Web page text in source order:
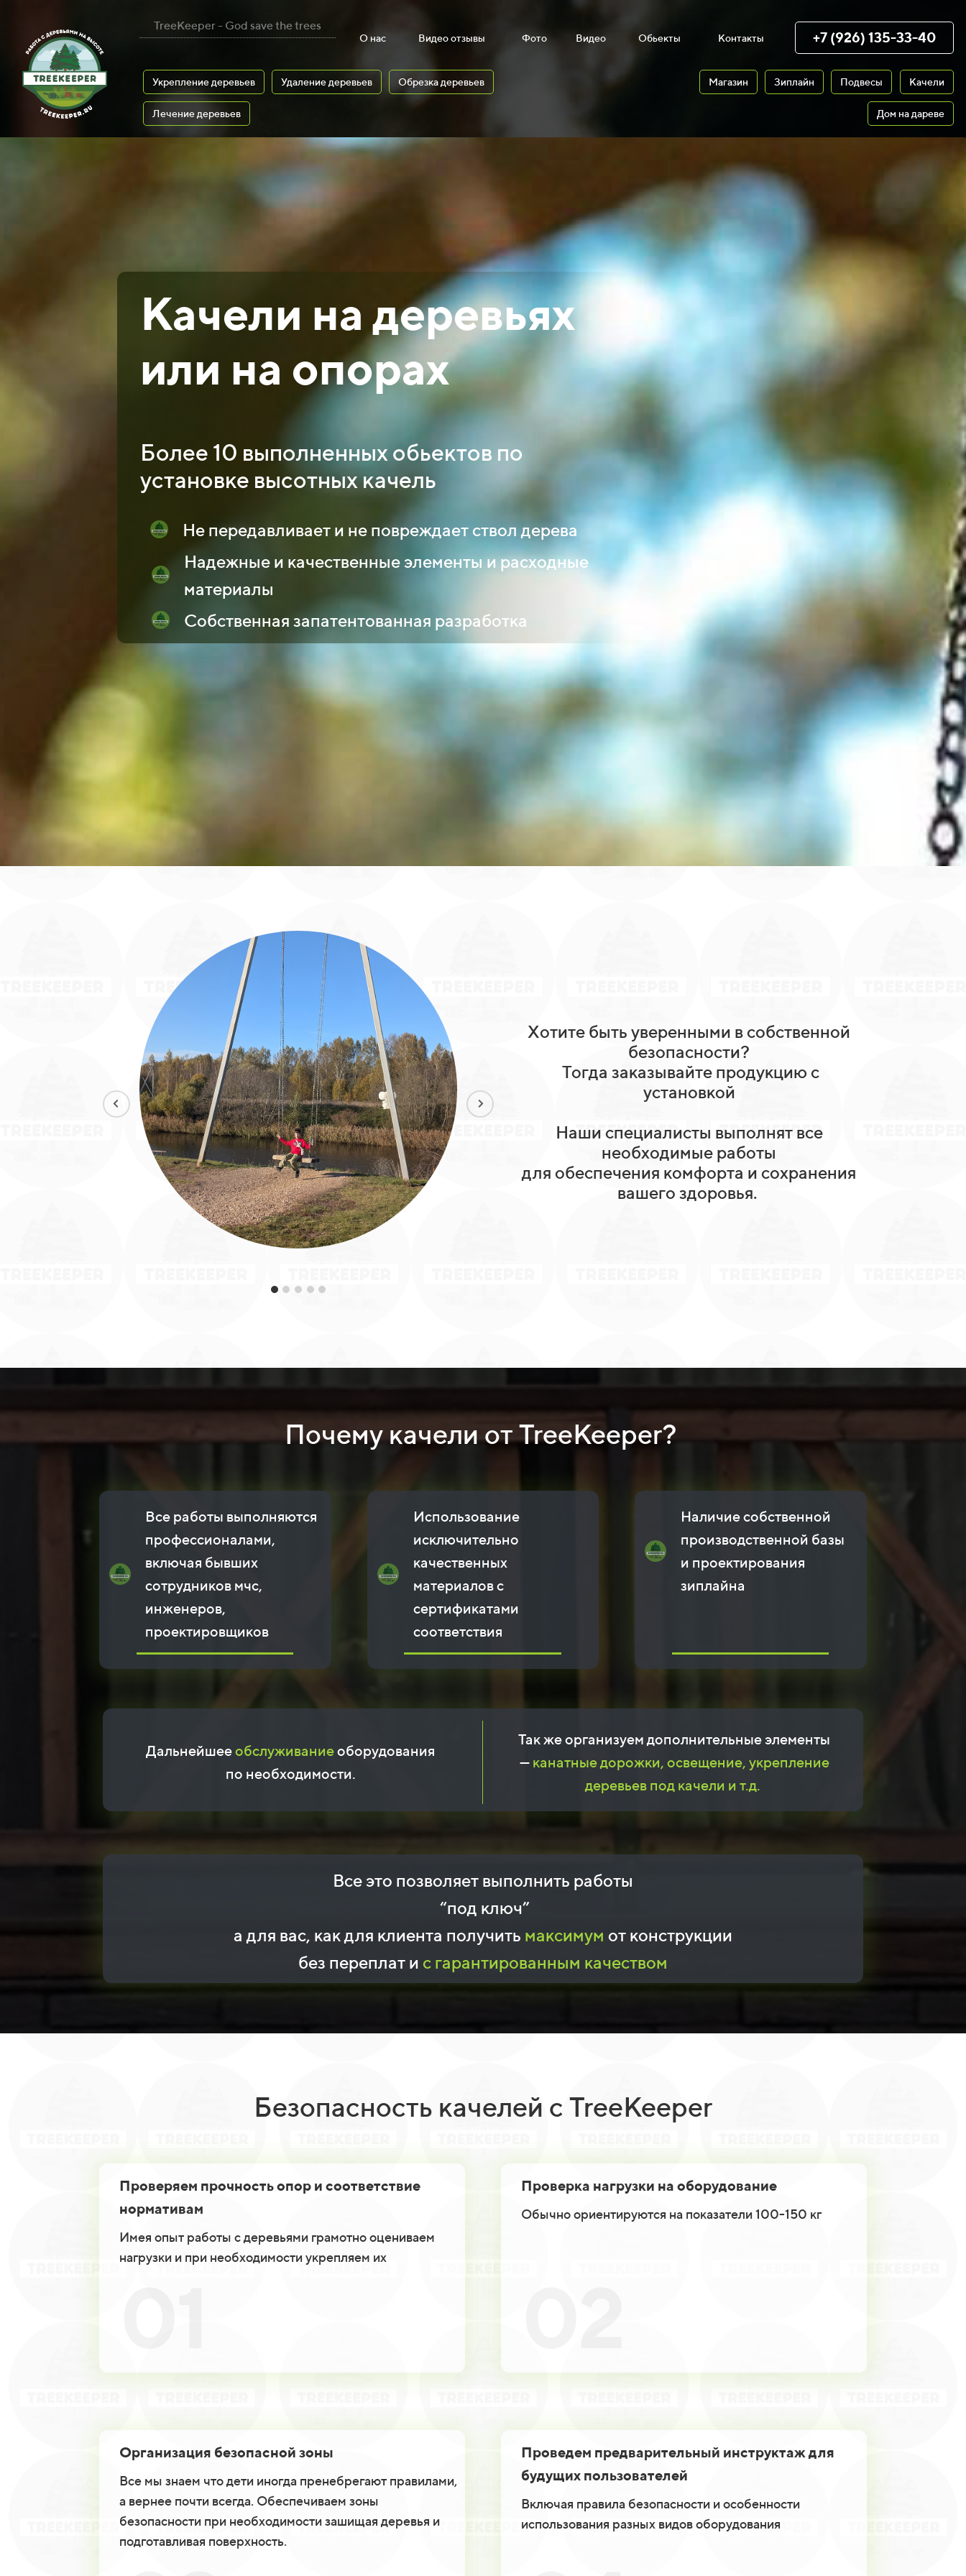
TreeKeeper - God save the trees
О нас Видео отзывы Фото Видео Обьекты Контакты +7 (926) 135-33-40
Укрепление деревьев Удаление деревьев Обрезка деревьев
Лечение деревьев
Магазин Зиплайн Подвесы Качели
Дом на дареве
Качели на деревьях
или на опорах
Более 10 выполненных обьектов по
установке высотных качель
Не передавливает и не повреждает ствол дерева
Надежные и качественные элементы и расходные
материалы
Собственная запатентованная разработка
Хотите быть уверенными в собственной
безопасности?
Тогда заказывайте продукцию с
установкой
Наши специалисты выполнят все
необходимые работы
для обеспечения комфорта и сохранения
вашего здоровья.
Почему качели от TreeKeeper?
Все работы выполняются
профессионалами,
включая бывших
сотрудников мчс,
инженеров,
проектировщиков
Использование
исключительно
качественных
материалов с
сертификатами
соответствия
Наличие собственной
производственной базы
и проектирования
зиплайна
Дальнейшееобслуживаниеоборудования
по необходимости.
Так же организуем дополнительные элементы
—канатные дорожки, освещение, укрепление
деревьев под качели и т.д.
Все это позволяет выполнить работы
“под ключ”
а для вас, как для клиента получить максимум от конструкции
без переплат и с гарантированным качеством
Безопасность качелей с TreeKeeper
Проверяем прочность опор и соответствие
нормативам
Имея опыт работы с деревьями грамотно оцениваем
нагрузки и при необходимости укрепляем их
Проверка нагрузки на оборудование
Обычно ориентируются на показатели 100-150 кг
Организация безопасной зоны
Все мы знаем что дети иногда пренебрегают правилами,
а вернее почти всегда. Обеспечиваем зоны
безопасности при необходимости зашищая деревья и
подготавливая поверхность.
Проведем предварительный инструктаж для
будущих пользователей
Включая правила безопасности и особенности
использования разных видов оборудования